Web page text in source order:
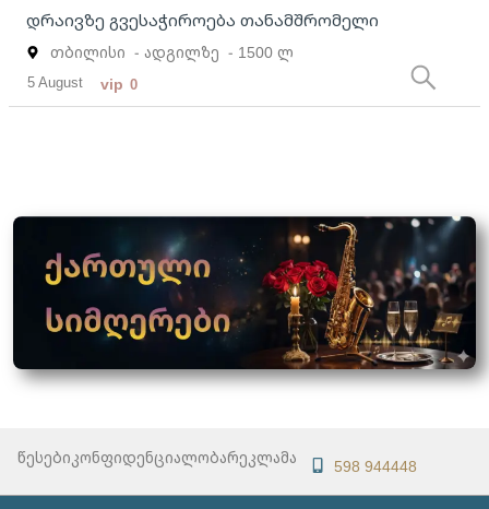
დრაივზე გვესაჭიროება თანამშრომელი
თბილისი - ადგილზე - 1500 ლ
5 August vip 0
წესებიკონფიდენციალობარეკლამა 598 944448